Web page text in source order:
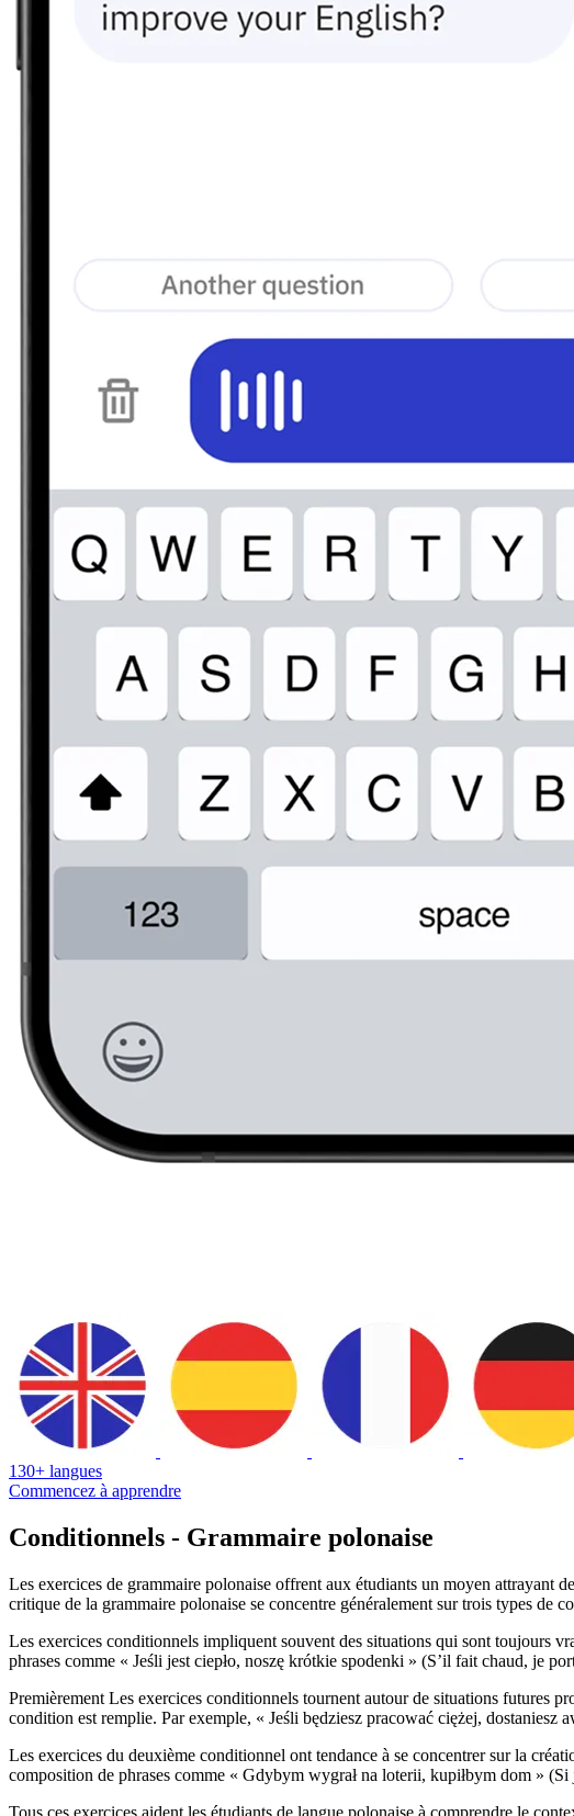
130+ langues
Commencez à apprendre
Conditionnels - Grammaire polonaise
Les exercices de grammaire polonaise offrent aux étudiants un moyen attrayant
critique de la grammaire polonaise se concentre généralement sur trois types de
Les exercices conditionnels impliquent souvent des situations qui sont toujours
phrases comme « Jeśli jest ciepło, noszę krótkie spodenki » (S’il fait chaud, je
Premièrement Les exercices conditionnels tournent autour de situations futures
condition est remplie. Par exemple, « Jeśli będziesz pracować ciężej, dostaniesz
Les exercices du deuxième conditionnel ont tendance à se concentrer sur la
composition de phrases comme « Gdybym wygrał na loterii, kupiłbym dom » (Si
Tous ces exercices aident les étudiants de langue polonaise à comprendre le